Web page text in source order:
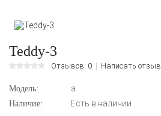
Teddy-3
Отзывов: 0 Написать отзыв
Модель: а
Наличие: Есть в наличии